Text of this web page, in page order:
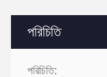
পরিচিতি
পরিচিতি: